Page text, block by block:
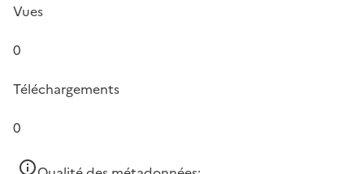
Vues
0
Téléchargements
0